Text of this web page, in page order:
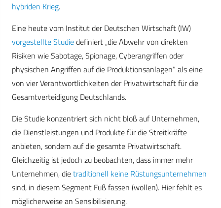
hybriden Krieg.
Eine heute vom Institut der Deutschen Wirtschaft (IW)
vorgestellte Studiedefiniert „die Abwehr von direkten
Risiken wie Sabotage, Spionage, Cyberangriffen oder
physischen Angriffen auf die Produktionsanlagen“ als eine
von vier Verantwortlichkeiten der Privatwirtschaft für die
Gesamtverteidigung Deutschlands.
Die Studie konzentriert sich nicht bloß auf Unternehmen,
die Dienstleistungen und Produkte für die Streitkräfte
anbieten, sondern auf die gesamte Privatwirtschaft.
Gleichzeitig ist jedoch zu beobachten, dass immer mehr
Unternehmen, dietraditionell keine Rüstungsunternehmen
sind, in diesem Segment Fuß fassen (wollen). Hier fehlt es
möglicherweise an Sensibilisierung.